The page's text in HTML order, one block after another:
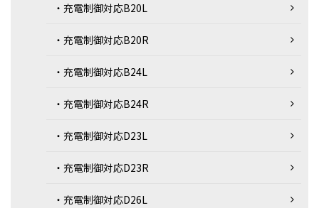
・充電制御対応B20L
・充電制御対応B20R
・充電制御対応B24L
・充電制御対応B24R
・充電制御対応D23L
・充電制御対応D23R
・充電制御対応D26L